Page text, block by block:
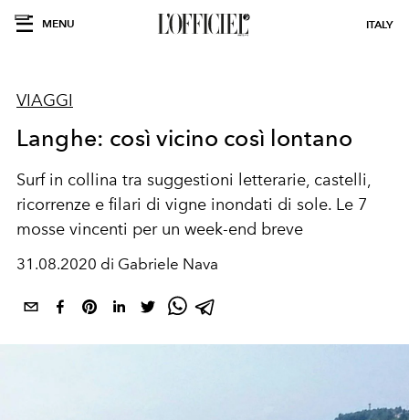
MENU ITALY
VIAGGI
Langhe: così vicino così lontano
Surf in collina tra suggestioni letterarie, castelli,
ricorrenze e filari di vigne inondati di sole. Le 7
mosse vincenti per un week-end breve
31.08.2020 di Gabriele Nava